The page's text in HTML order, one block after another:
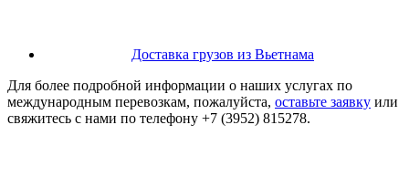
Доставка грузов из Вьетнама
Для более подробной информации о наших услугах по
международным перевозкам, пожалуйста, оставьте заявку или
свяжитесь с нами по телефону +7 (3952) 815278.